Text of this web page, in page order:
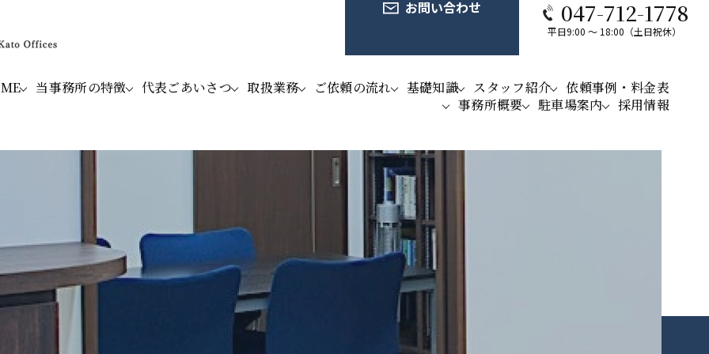
当事務所の特徴 代表ごあいさつ 取扱業務 ご依頼の流れ 基礎知識 スタッフ紹介
依頼事例・料金表
事務所概要
駐車場案内 採用情報
お問い合わせ 047-712-1778
平日9:00 ～ 18:00（土日祝休）